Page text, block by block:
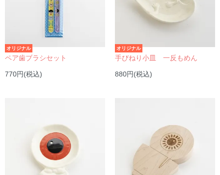
オリジナル
ペア歯ブラシセット
770円(税込)
オリジナル
手びねり小皿 一反もめん
880円(税込)